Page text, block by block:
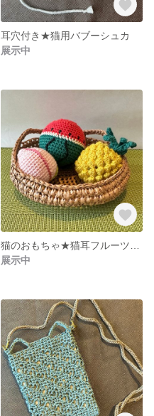
耳穴付き★猫用バブーシュカ
展示中
展示中